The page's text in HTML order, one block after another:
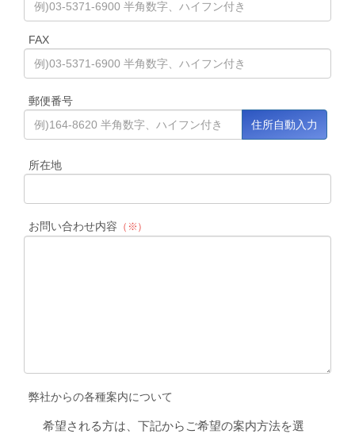
FAX
郵便番号
所在地
お問い合わせ内容 （※）
弊社からの各種案内について
希望される方は、下記からご希望の案内方法を選